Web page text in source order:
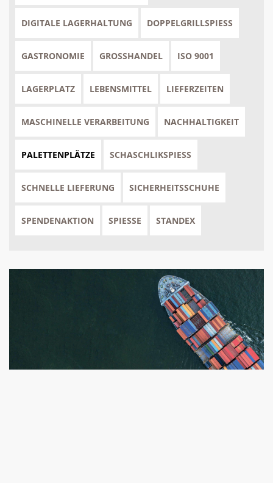
DIGITALE LAGERHALTUNG DOPPELGRILLSPIESS
GASTRONOMIE GROSSHANDEL ISO 9001
LAGERPLATZ LEBENSMITTEL LIEFERZEITEN
MASCHINELLE VERARBEITUNG NACHHALTIGKEIT
PALETTENPLÄTZE SCHASCHLIKSPIESS
SCHNELLE LIEFERUNG SICHERHEITSSCHUHE
SPENDENAKTION SPIESSE STANDEX